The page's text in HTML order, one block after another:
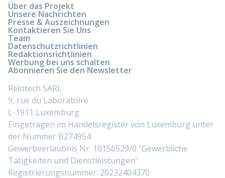
Über das Projekt
Unsere Nachrichten
Presse & Auszeichnungen
Kontaktieren Sie Uns
Team
Datenschutzrichtlinien
Redaktionsrichtlinien
Werbung bei uns schalten
Abonnieren Sie den Newsletter
Relotech SARL
9, rue du Laboratoire
L-1911 Luxemburg
Eingetragen im Handelsregister von Luxemburg unter
der Nummer B274954
Gewerbeerlaubnis Nr. 10156529/0 "Gewerbliche
Tätigkeiten und Dienstleistungen"
Registrierungsnummer: 20232404370